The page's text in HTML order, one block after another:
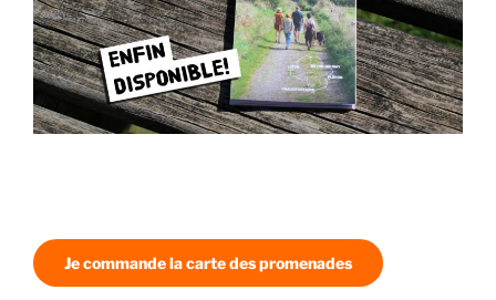
Je commande la carte des promenades